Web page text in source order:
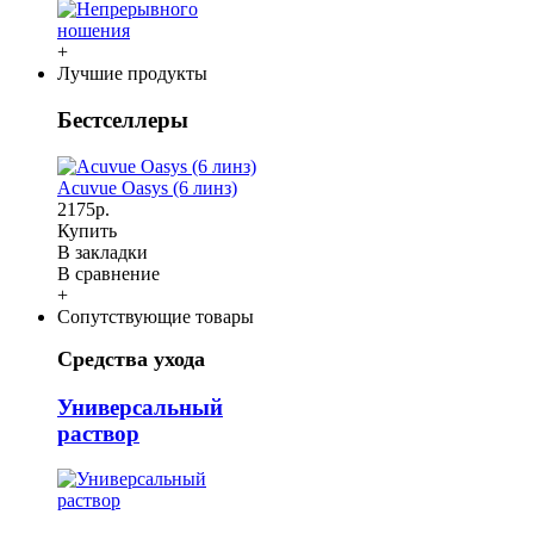
+
Лучшие продукты
Бестселлеры
Acuvue Oasys (6 линз)
2175р.
Купить
В закладки
В сравнение
+
Сопутствующие товары
Средства ухода
Универсальный
раствор